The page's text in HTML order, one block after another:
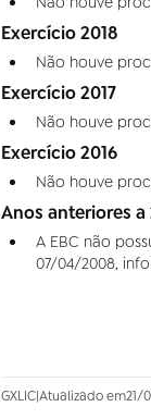
Exercício 2018
Não houve
Exercício 2017
Não houve
Exercício 2016
Não houve
Anos anteriores a
A EBC não
07/04/2008,
GXLIC|Atualizado em21/